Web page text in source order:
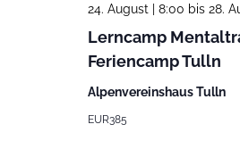
Lerncamp
Feriencamp Tulln
24. August | 8:00 bis 28.
Alpenvereinshaus Tulln
EUR385